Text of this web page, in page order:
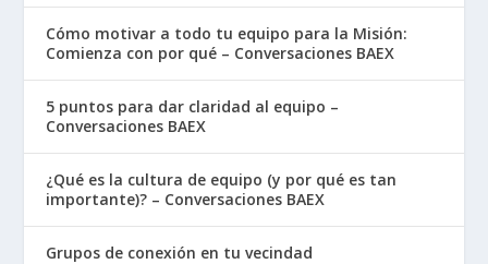
Cómo motivar a todo tu equipo para la Misión:
Comienza con por qué – Conversaciones BAEX
5 puntos para dar claridad al equipo –
Conversaciones BAEX
¿Qué es la cultura de equipo (y por qué es tan
importante)? – Conversaciones BAEX
Grupos de conexión en tu vecindad